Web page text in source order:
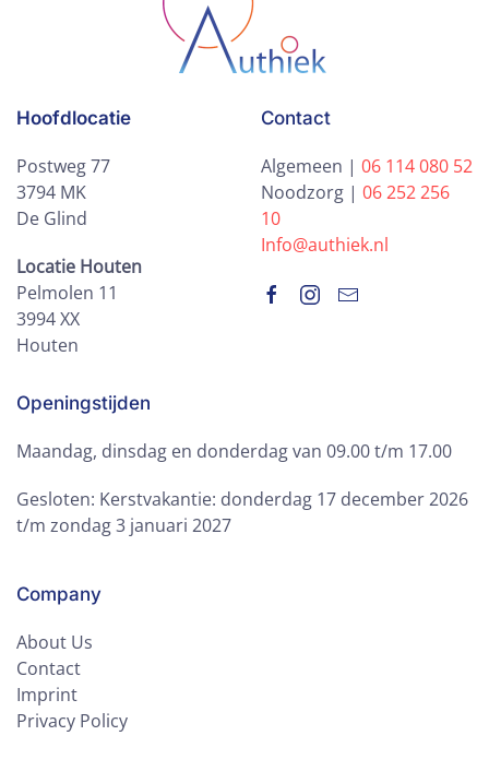
Hoofdlocatie
Postweg 77
3794 MK
De Glind
Locatie Houten
Pelmolen 11
3994 XX
Houten
Contact
Algemeen | 06 114 080 52
Noodzorg | 06 252 256
10
Info@authiek.nl
Openingstijden
Maandag, dinsdag en donderdag van 09.00 t/m 17.00
Gesloten: Kerstvakantie: donderdag 17 december 2026
t/m zondag 3 januari 2027
Company
About Us
Contact
Imprint
Privacy Policy